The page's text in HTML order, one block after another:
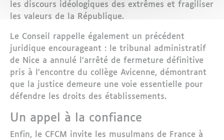
les discours idéologiques des extrêmes et fragiliser
les valeurs de la République.
Le Conseil rappelle également un précédent
juridique encourageant : le tribunal administratif
de Nice a annulé l’arrêté de fermeture définitive
pris à l’encontre du collège Avicenne, démontrant
que la justice demeure une voie essentielle pour
défendre les droits des établissements.
Un appel à la confiance
Enfin, le CFCM invite les musulmans de France à